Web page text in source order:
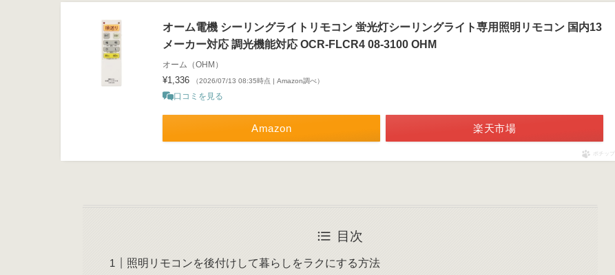
オーム電機 シーリングライトリモコン 蛍光灯シーリングライト専用照明リモコン 国内13
メーカー対応 調光機能対応 OCR-FLCR4 08-3100 OHM
オーム（OHM）
¥1,336 （2026/07/13 08:35時点 | Amazon調べ）
口コミを見る
Amazon 楽天市場
ポチップ
目次
照明リモコンを後付けして暮らしをラクにする方法